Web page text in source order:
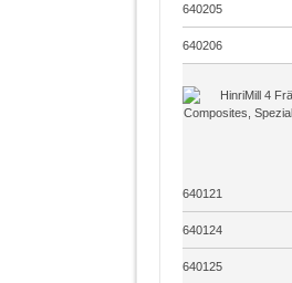
640205
640206
640121
640124
640125